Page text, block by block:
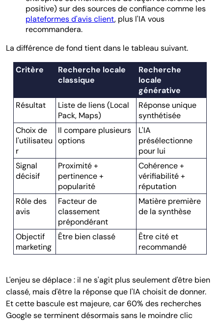
positive) sur des sources de confiance comme les
plateformes d'avis client, plus l'IA vous
recommandera.
La différence de fond tient dans le tableau suivant.
Critère
Recherche locale
classique
Recherche
locale
générative
Résultat
Liste de liens (Local
Pack, Maps)
Réponse unique
synthétisée
Choix de
l'utilisateu
r
Il compare plusieurs
options
L'IA
présélectionne
pour lui
Signal
décisif
Proximité +
pertinence +
popularité
Cohérence +
vérifiabilité +
réputation
Rôle des
avis
Facteur de
classement
prépondérant
Matière première
de la synthèse
Objectif
marketing
Être bien classé
Être cité et
recommandé
L'enjeu se déplace : il ne s'agit plus seulement d'être bien
classé, mais d'être la réponse que l'IA choisit de donner.
Et cette bascule est majeure, car 60% des recherches
Google se terminent désormais sans le moindre clic